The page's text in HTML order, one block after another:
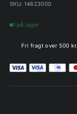
SKU: 14623000
1 på lager
Fri fragt over 500 kr.